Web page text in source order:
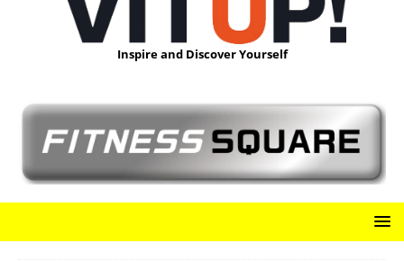
Inspire and Discover Yourself